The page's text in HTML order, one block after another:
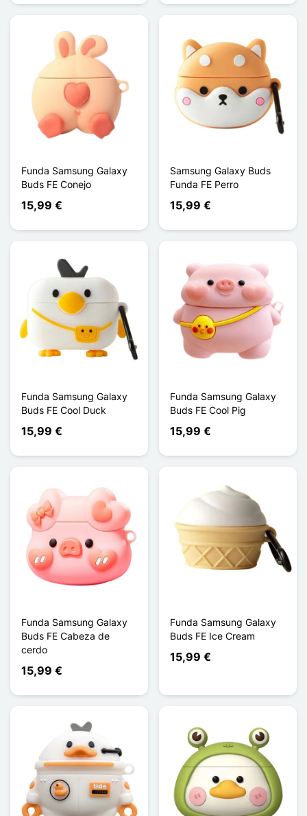
Funda Samsung Galaxy
Buds FE Conejo
15,99 €
Samsung Galaxy Buds
Funda FE Perro
15,99 €
Funda Samsung Galaxy
Buds FE Cool Duck
15,99 €
Funda Samsung Galaxy
Buds FE Cool Pig
15,99 €
Funda Samsung Galaxy
Buds FE Cabeza de
cerdo
15,99 €
Funda Samsung Galaxy
Buds FE Ice Cream
15,99 €